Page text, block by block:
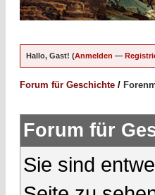
Hallo, Gast! (Anmelden —
Forum für Geschichte /
Forum für
Sie sind